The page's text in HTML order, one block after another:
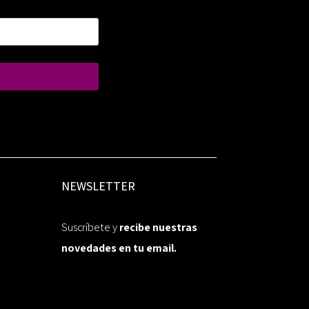
NEWSLETTER
Suscríbete yrecibe nuestras
novedades en tu email.